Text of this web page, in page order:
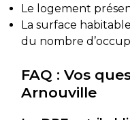
Le logement
La surface
du nombre
FAQ : Vos
Arnouville